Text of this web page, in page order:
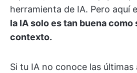
herramienta de IA. Pero aquí
la IA solo es tan buena como
contexto.
Si tu IA no conoce las